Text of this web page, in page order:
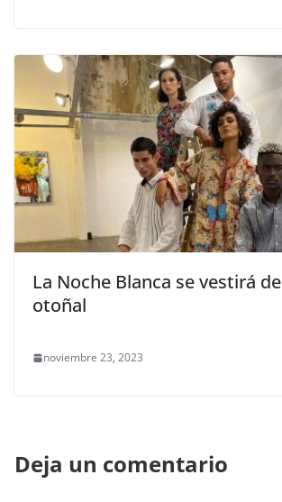
La Noche Blanca se vestirá
otoñal
noviembre 23, 2023
Deja un comentario